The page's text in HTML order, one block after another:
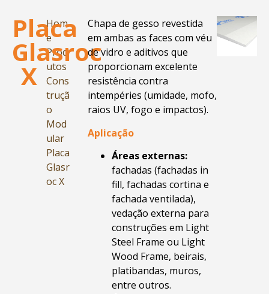
Hom
e
Prod
utos
Cons
truçã
o
Mod
ular
Placa
Glasr
oc X
Placa
Glasroc
X
Chapa de gesso revestida
em ambas as faces com véu
de vidro e aditivos que
proporcionam excelente
resistência contra
intempéries (umidade, mofo,
raios UV, fogo e impactos).
Aplicação
Áreas externas:
fachadas (fachadas in
fill, fachadas cortina e
fachada ventilada),
vedação externa para
construções em Light
Steel Frame ou Light
Wood Frame, beirais,
platibandas, muros,
entre outros.